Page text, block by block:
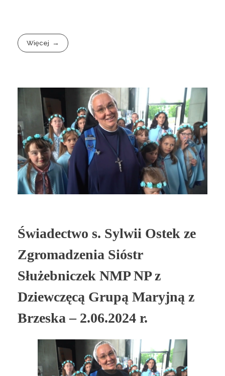
Więcej
Świadectwo s. Sylwii Ostek ze
Zgromadzenia Sióstr
Służebniczek NMP NP z
Dziewczęcą Grupą Maryjną z
Brzeska – 2.06.2024 r.